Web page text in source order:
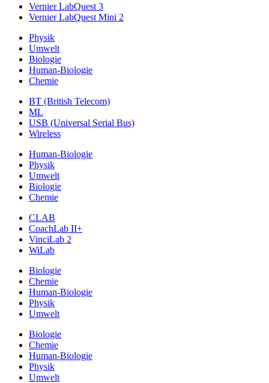
Vernier LabQuest 3
Vernier LabQuest Mini 2
Physik
Umwelt
Biologie
Human-Biologie
Chemie
BT (British Telecom)
ML
USB (Universal Serial Bus)
Wireless
Human-Biologie
Physik
Umwelt
Biologie
Chemie
CLAB
CoachLab II+
VinciLab 2
WiLab
Biologie
Chemie
Human-Biologie
Physik
Umwelt
Biologie
Chemie
Human-Biologie
Physik
Umwelt